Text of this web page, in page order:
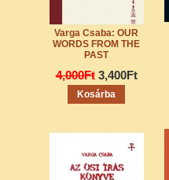
Varga Csaba: OUR
WORDS FROM THE
PAST
4,000Ft 3,400Ft